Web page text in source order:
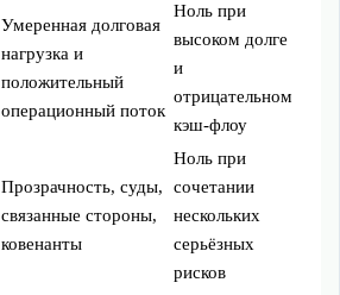
Умеренная долговая
нагрузка и
положительный
операционный поток
Ноль при
высоком долге
и
отрицательном
кэш-флоу
Прозрачность, суды,
связанные стороны,
ковенанты
Ноль при
сочетании
нескольких
серьёзных
рисков